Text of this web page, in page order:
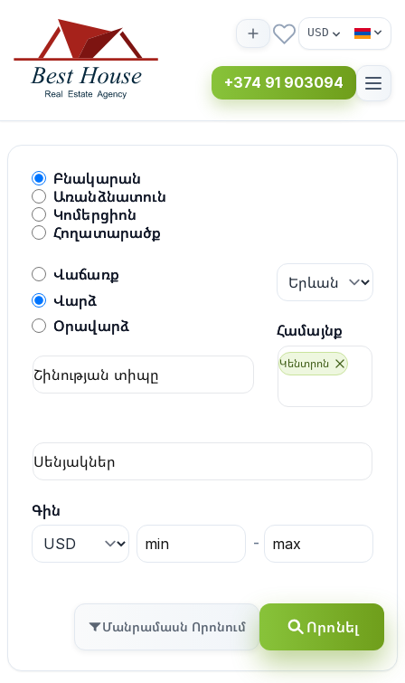
USD
+374 91 903094
բնակարան
առանձնատուն
կոմերցիոն
հողատարածք
Վաճառք
Վարձ
Օրավարձ
Համայնք
Կենտրոն
Գին
-
Մանրամասն Որոնում Որոնել